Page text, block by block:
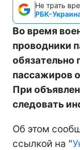
Не трать
РБК-
Во время
проводники
пассажиров
При
следовать
Об этом
ссылкой на "